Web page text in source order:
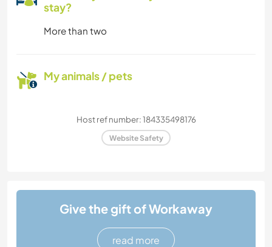
stay?
More than two
My animals / pets
Host ref number: 184335498176
Website Safety
Give the gift of Workaway
read more